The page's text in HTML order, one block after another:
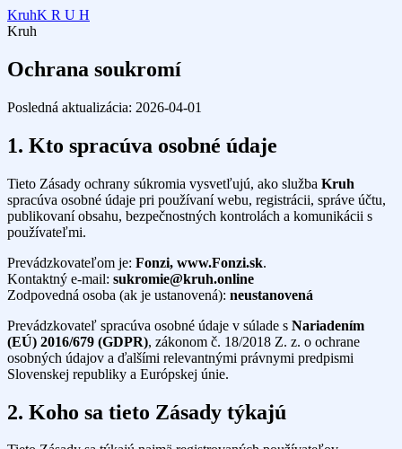
KruhK R U H
Kruh
Ochrana soukromí
Posledná aktualizácia: 2026-04-01
1. Kto spracúva osobné údaje
Tieto Zásady ochrany súkromia vysvetľujú, ako služba Kruh
spracúva osobné údaje pri používaní webu, registrácii, správe účtu,
publikovaní obsahu, bezpečnostných kontrolách a komunikácii s
používateľmi.
Prevádzkovateľom je: Fonzi, www.Fonzi.sk.
Kontaktný e-mail: sukromie@kruh.online
Zodpovedná osoba (ak je ustanovená): neustanovená
Prevádzkovateľ spracúva osobné údaje v súlade s Nariadením
(EÚ) 2016/679 (GDPR), zákonom č. 18/2018 Z. z. o ochrane
osobných údajov a ďalšími relevantnými právnymi predpismi
Slovenskej republiky a Európskej únie.
2. Koho sa tieto Zásady týkajú